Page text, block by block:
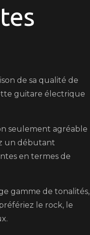
:
un
pour
les
musique
de sa qualité de
guitare électrique
seulement agréable
un débutant
en termes de
gamme de tonalités,
le rock, le